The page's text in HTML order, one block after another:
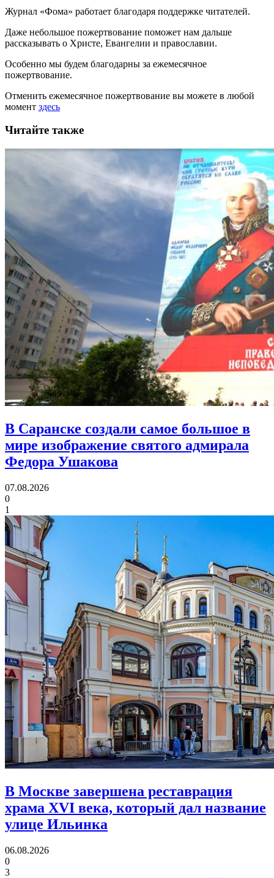
Журнал «Фома» работает благодаря поддержке читателей.
Даже небольшое пожертвование поможет нам дальше
рассказывать о Христе, Евангелии и православии.
Особенно мы будем благодарны за ежемесячное
пожертвование.
Отменить ежемесячное пожертвование вы можете в любой
момент здесь
Читайте также
В Саранске создали самое большое в
мире изображение святого адмирала
Федора Ушакова
07.08.2026
0
1
В Москве завершена реставрация
храма XVI века, который дал название
улице Ильинка
06.08.2026
0
3